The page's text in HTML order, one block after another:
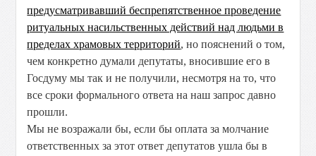
предусматривавший беспрепятственное проведение
ритуальных насильственных действий над людьми в
пределах храмовых территорий, но пояснений о том,
чем конкретно думали депутаты, вносившие его в
Госдуму мы так и не получили, несмотря на то, что
все сроки формального ответа на наш запрос давно
прошли.
Мы не возражали бы, если бы оплата за молчание
ответственных за этот ответ депутатов ушла бы в